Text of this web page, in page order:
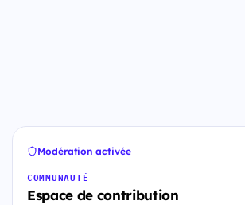
Modération activée
COMMUNAUTÉ
Espace de contribution